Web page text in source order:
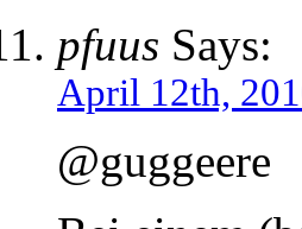
pfuus Says:
April 12th,
@guggeere